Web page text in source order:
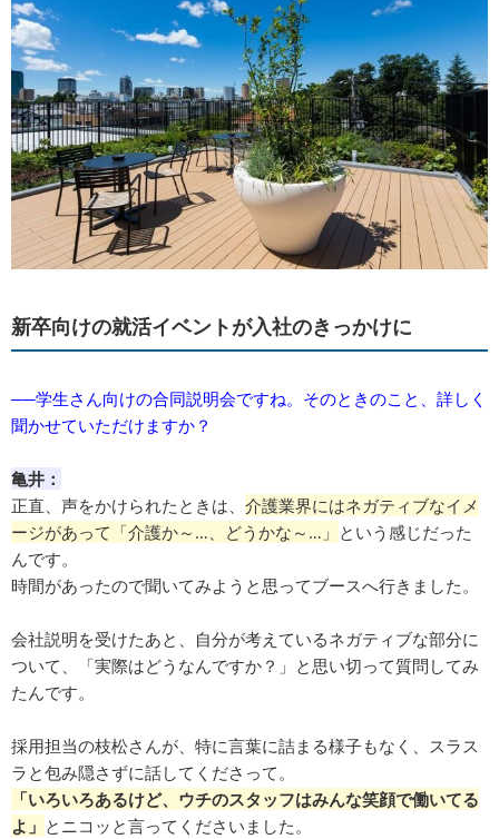
新卒向けの就活イベントが入社のきっかけに
──学生さん向けの合同説明会ですね。そのときのこと、詳しく
聞かせていただけますか？
亀井：
正直、声をかけられたときは、 介護業界にはネガティブなイメ
ージがあって「介護か～…、どうかな～…」 という感じだった
んです。
時間があったので聞いてみようと思ってブースへ行きました。
会社説明を受けたあと、自分が考えているネガティブな部分に
ついて、「実際はどうなんですか？」と思い切って質問してみ
たんです。
採用担当の枝松さんが、特に言葉に詰まる様子もなく、スラス
ラと包み隠さずに話してくださって。
「いろいろあるけど、ウチのスタッフはみんな笑顔で働いてる
よ」 とニコッと言ってくださいました。